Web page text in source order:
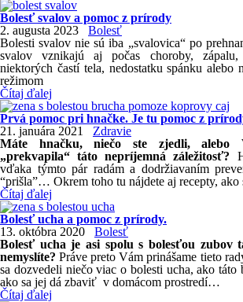
Bolesť svalov a pomoc z prírody
2. augusta 2023
Bolesť
Bolesti svalov nie sú iba „svalovica“ po
svalov vznikajú aj počas choroby, zápalu,
niektorých častí tela, nedostatku spánku alebo
režimom
Čítaj ďalej
Prvá pomoc pri hnačke. Je tu pomoc z
21. januára 2021
Zdravie
Máte hnačku, niečo ste zjedli, alebo
„prekvapila“ táto nepríjemná záležitosť?
vďaka týmto pár radám a dodržiavaním
“prišla”… Okrem toho tu nájdete aj recepty, ako
Čítaj ďalej
Bolesť ucha a pomoc z prírody.
13. októbra 2020
Bolesť
Bolesť ucha je asi spolu s bolesťou zubov
nemyslíte? Práve preto Vám prinášame tieto
sa dozvedeli niečo viac o bolesti ucha, ako táto
ako sa jej dá zbaviť v domácom prostredí…
Čítaj ďalej